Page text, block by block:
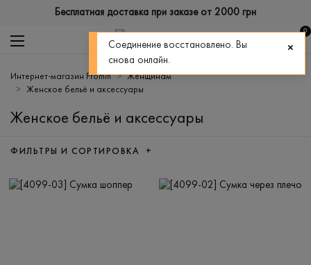
Бесплатная доставка при заказе от 2000 грн
0
Интернет-магазин Promin
Женщинам
Женское бельё и аксессуары
Женское бельё и аксессуары
ФИЛЬТРЫ И СОРТИРОВКА +
Соединение восстановлено. Вы
снова онлайн.